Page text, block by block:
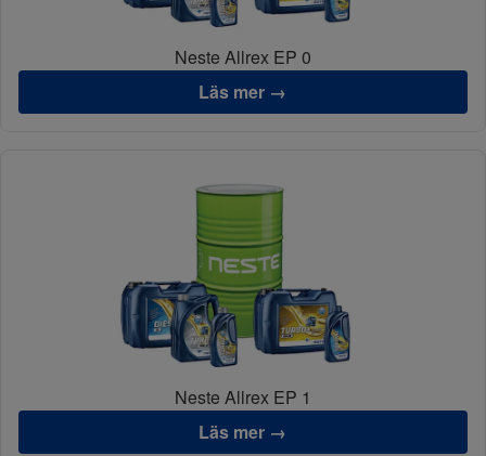
Neste Allrex EP 0
Läs mer →
Neste Allrex EP 1
Läs mer →